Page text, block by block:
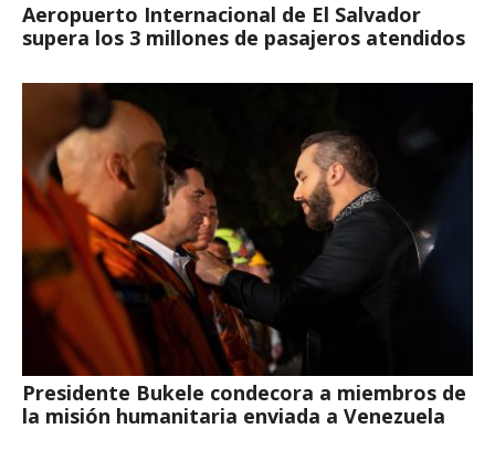
Aeropuerto Internacional de El Salvador
supera los 3 millones de pasajeros atendidos
Presidente Bukele condecora a miembros de
la misión humanitaria enviada a Venezuela